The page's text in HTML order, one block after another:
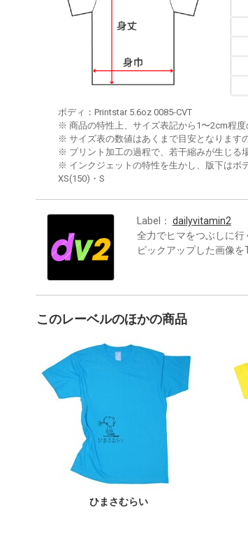
ボディ：Printstar 5.6oz 0085-CVT
※ 商品の特性上、サイズ表記から1〜2cm程度
※ サイズ表の数値はあくまで目安となります
※ プリント加工の過程で、若干縮みが生じる
※ インクジェットの特性を生かし、版下はボ
XS(150)・S
Label： dailyvitamin2
全力でヒマをつぶしに行
ピックアップした画像を
このレーベルのほかの商品
ひまさむらい